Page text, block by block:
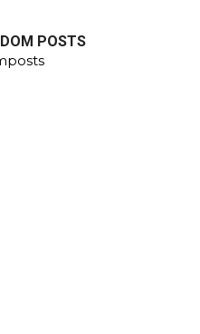
POSTS